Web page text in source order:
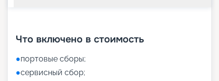
Что включено в стоимость
●портовые сборы;
●сервисный сбор;